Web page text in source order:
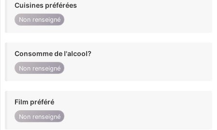
Cuisines préférées
Non renseigné
Consomme de l'alcool?
Non renseigné
Film préféré
Non renseigné